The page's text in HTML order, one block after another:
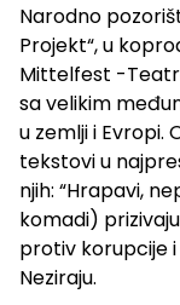
Narodno
Projekt“, u
Mittelfest -
sa velikim
u zemlji i Evropi.
tekstovi u
njih: “Hrapavi,
komadi)
protiv korupcije
Neziraju.